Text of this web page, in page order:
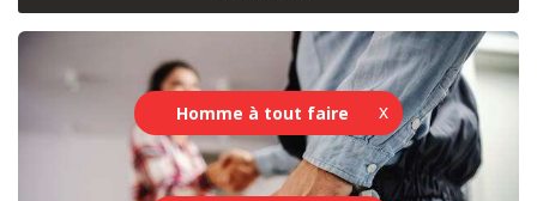
Homme à tout faire